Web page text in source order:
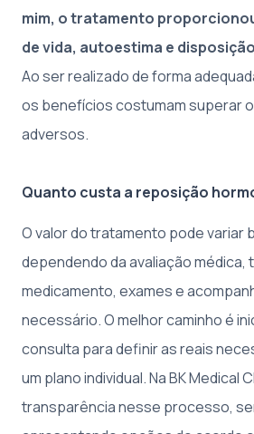
mim, o tratamento
de vida, autoestima e
Ao ser realizado de forma
os benefícios costumam superar
adversos.
Quanto custa a reposição
O valor do tratamento pode variar
dependendo da avaliação médica,
medicamento, exames e
necessário. O melhor caminho é
consulta para definir as reais
um plano individual. Na BK Medical
transparência nesse processo,